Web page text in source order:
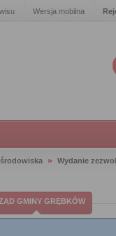
Wersja mobilna
Wydanie
GMINY GRĘBKÓW